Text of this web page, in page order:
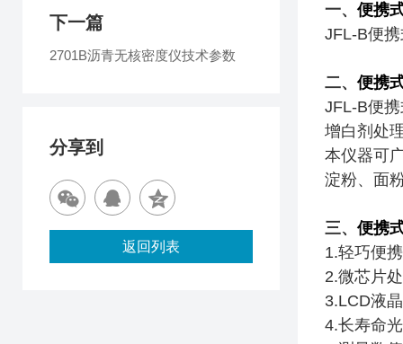
一、 便携
JFL-B便
二、 便携
JFL-B便
增白剂处
本仪器可
淀粉、面
三、 便携
1.轻巧便
2.微芯片
3.LCD液
4.长寿命
下一篇
2701B沥青无核密度仪技术参数
分享到
返回列表